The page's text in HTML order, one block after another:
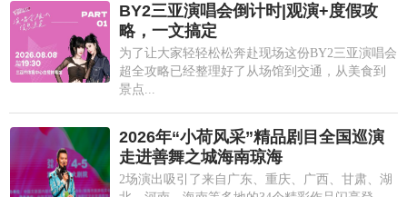
BY2三亚演唱会倒计时|观演+度假攻
略，一文搞定
为了让大家轻轻松松奔赴现场这份BY2三亚演唱会
超全攻略已经整理好了从场馆到交通，从美食到
景点...
2026年“小荷风采”精品剧目全国巡演
走进善舞之城海南琼海
2场演出吸引了来自广东、重庆、广西、甘肃、湖